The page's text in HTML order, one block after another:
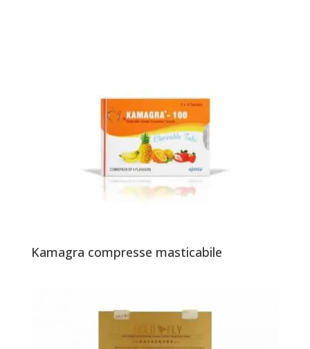
Kamagra compresse masticabile